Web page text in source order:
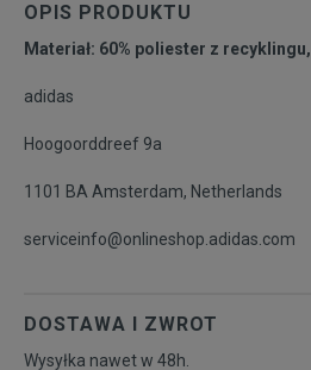
OPIS PRODUKTU
Materiał: 60% poliester z recyklingu,
adidas
Hoogoorddreef 9a
1101 BA Amsterdam, Netherlands
serviceinfo@onlineshop.adidas.com
DOSTAWA I ZWROT
Wysyłka nawet w 48h.